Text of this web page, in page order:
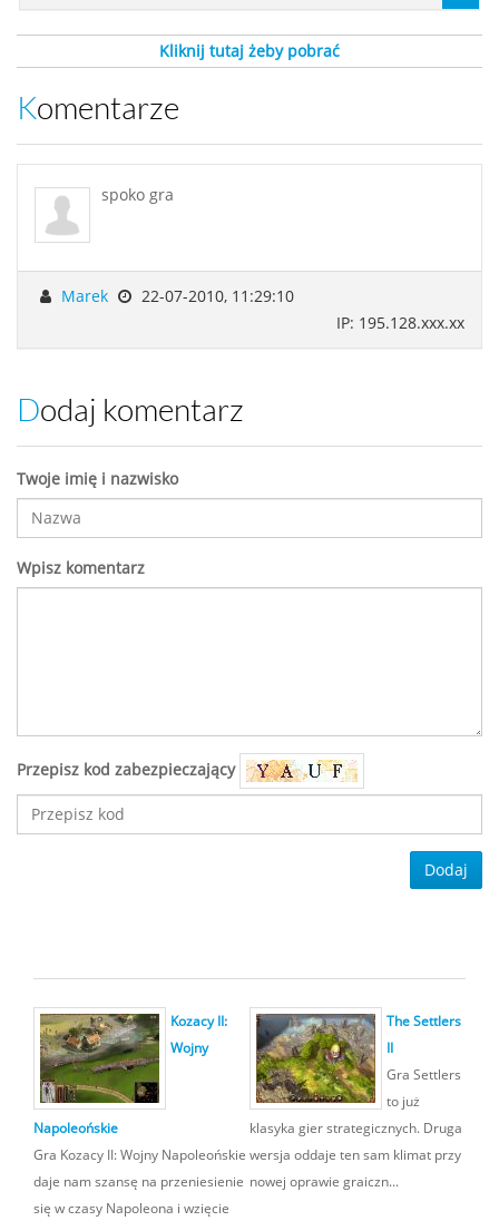
Kliknij tutaj żeby pobrać
Komentarze
spoko gra
Marek
22-07-2010, 11:29:10
IP: 195.128.xxx.xx
Dodaj komentarz
Twoje imię i nazwisko
Wpisz komentarz
Przepisz kod zabezpieczający
Dodaj
Kozacy II:
Wojny
Napoleońskie
Gra Kozacy II: Wojny Napoleońskie
daje nam szansę na przeniesienie
się w czasy Napoleona i wzięcie
The Settlers
II
Gra Settlers
to już
klasyka gier strategicznych. Druga
wersja oddaje ten sam klimat przy
nowej oprawie graiczn...